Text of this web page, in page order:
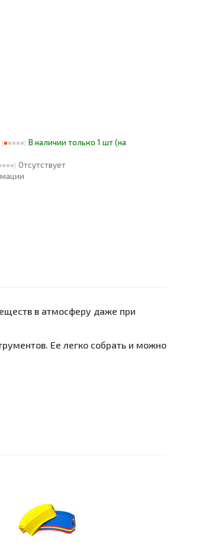
В наличии только 1 шт (на
Отсутствует
в атмосферу даже при
Ее легко собрать и можно